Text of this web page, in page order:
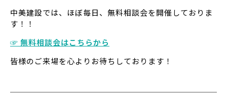
中美建設では、ほぼ毎日、無料相談会を開催しておりま
す！！
☞ 無料相談会はこちらから
皆様のご来場を心よりお待ちしております！